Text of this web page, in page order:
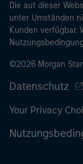
Die auf dieser
unter Umständen
Kunden verfügbar.
©2026 Morgan
Datenschutz
Your Privacy